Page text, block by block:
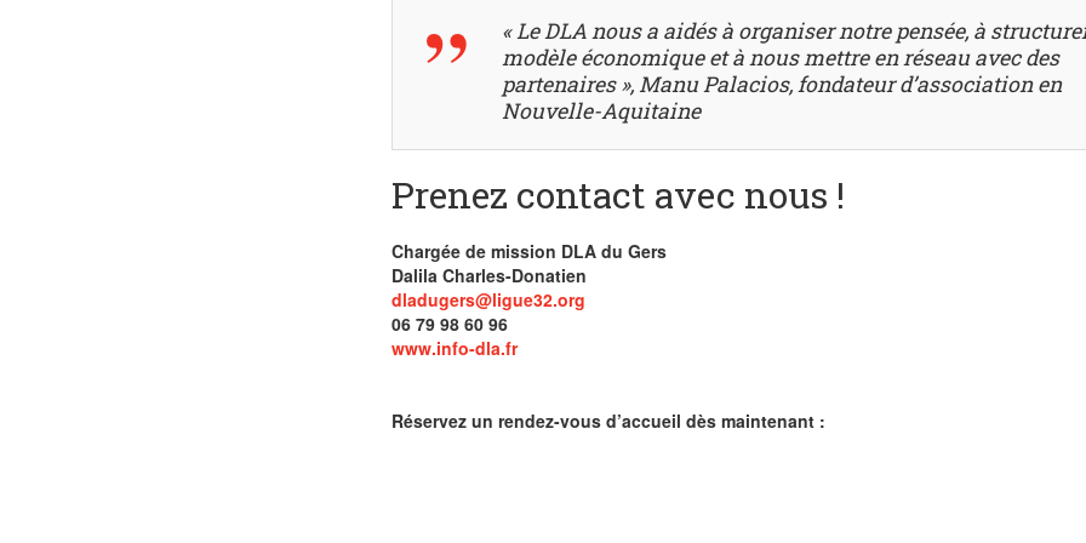
« Le DLA nous a aidés à organiser notre pensée, à
modèle économique et à nous mettre en réseau avec des
partenaires », Manu Palacios, fondateur d’association en
Nouvelle-Aquitaine
Prenez contact avec nous !
Chargée de mission DLA du Gers
Dalila Charles-Donatien
dladugers@ligue32.org
06 79 98 60 96
www.info-dla.fr
Réservez un rendez-vous d’accueil dès maintenant :